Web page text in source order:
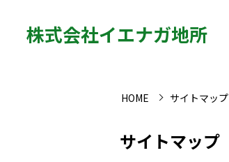
株式会社イエナガ地所
HOME サイトマップ
サイトマップ